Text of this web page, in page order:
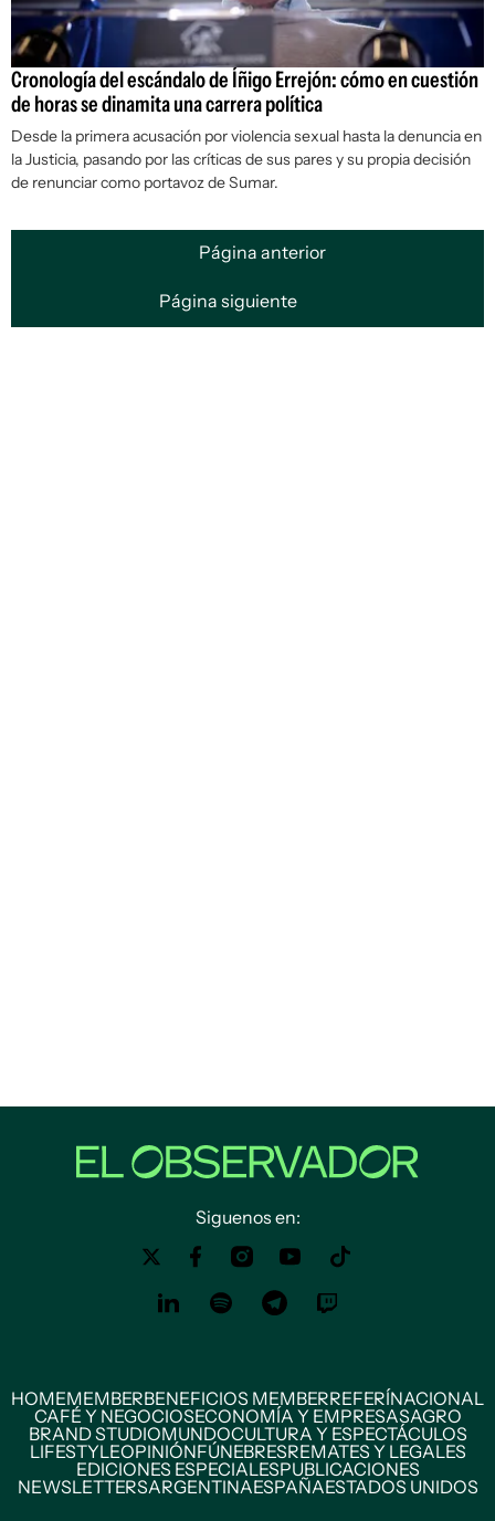
Cronología del escándalo de Íñigo Errejón: cómo en cuestión
de horas se dinamita una carrera política
Desde la primera acusación por violencia sexual hasta la denuncia en
la Justicia, pasando por las críticas de sus pares y su propia decisión
de renunciar como portavoz de Sumar.
Página anterior
Página siguiente
Siguenos en:
HOMEMEMBERBENEFICIOS MEMBERREFERÍNACIONAL
CAFÉ Y NEGOCIOSECONOMÍA Y EMPRESASAGRO
BRAND STUDIOMUNDOCULTURA Y ESPECTÁCULOS
LIFESTYLEOPINIÓNFÚNEBRESREMATES Y LEGALES
EDICIONES ESPECIALESPUBLICACIONES
NEWSLETTERSARGENTINAESPAÑAESTADOS UNIDOS